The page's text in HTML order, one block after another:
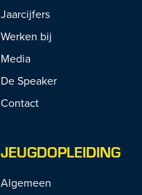
Jaarcijfers
Werken bij
Media
De Speaker
Contact
JEUGDOPLEIDING
Algemeen